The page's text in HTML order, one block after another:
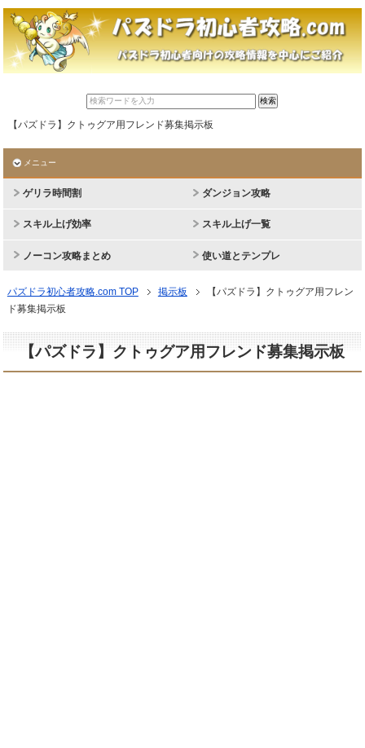
【パズドラ】クトゥグア用フレンド募集掲示板
メニュー
ゲリラ時間割 ダンジョン攻略
スキル上げ効率 スキル上げ一覧
ノーコン攻略まとめ 使い道とテンプレ
パズドラ初心者攻略.com TOP 掲示板
【パズドラ】クトゥグア用フレン
ド募集掲示板
【パズドラ】クトゥグア用フレンド募集掲示板